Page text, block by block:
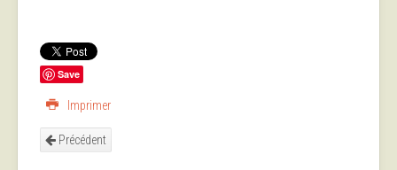
Save
Imprimer
Précédent